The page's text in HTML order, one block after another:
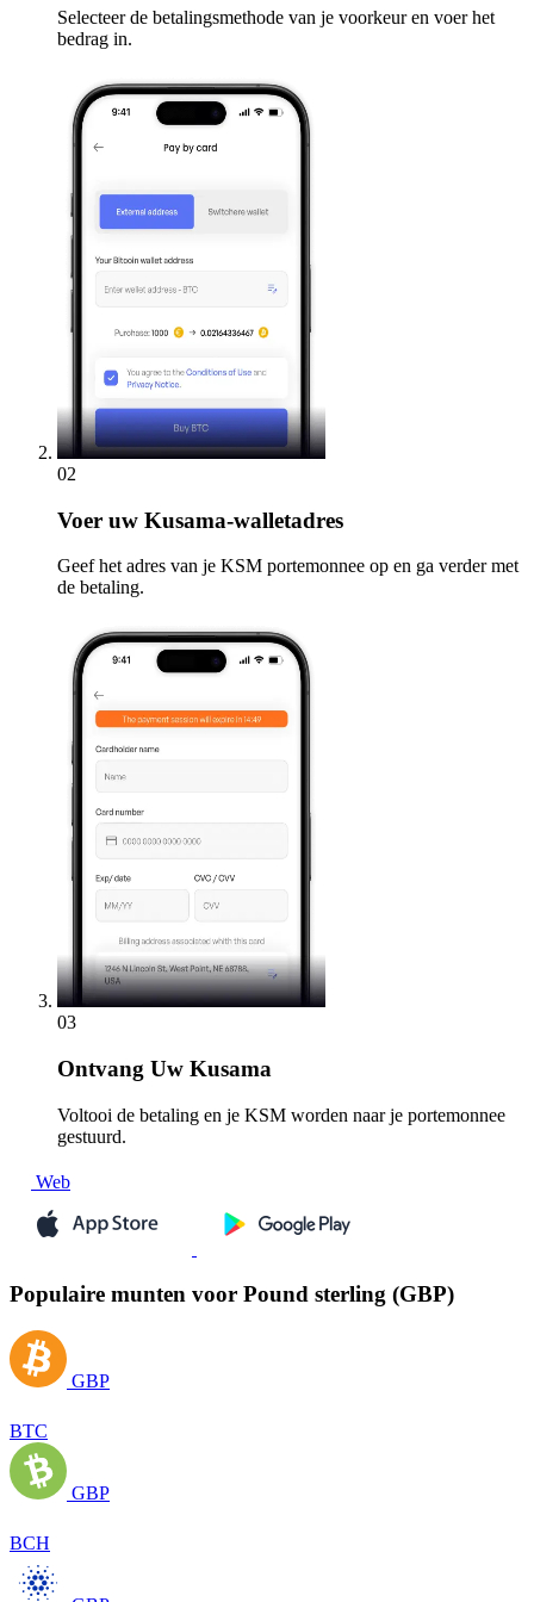
Selecteer de betalingsmethode van je voorkeur en voer het
bedrag in.
02
Voer uw Kusama-walletadres
Geef het adres van je KSM portemonnee op en ga verder met
de betaling.
03
Ontvang Uw Kusama
Voltooi de betaling en je KSM worden naar je portemonnee
gestuurd.
Web
Populaire munten voor Pound sterling (GBP)
GBP
BTC
GBP
BCH